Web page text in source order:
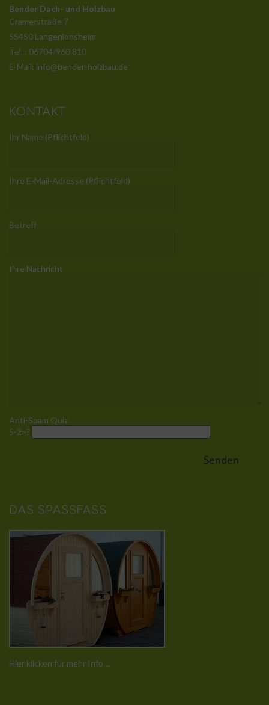
Bender Dach- und Holzbau
Cramerstraße 7
55450 Langenlonsheim
Tel. : 06704/960 810
E-Mail: info@bender-holzbau.de
KONTAKT
Ihr Name (Pflichtfeld)
Ihre E-Mail-Adresse (Pflichtfeld)
Betreff
Ihre Nachricht
Anti-Spam Quiz
5-2=?
DAS SPASSFASS
Hier klicken für mehr Info ...